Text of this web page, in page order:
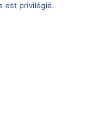
est privilégié.